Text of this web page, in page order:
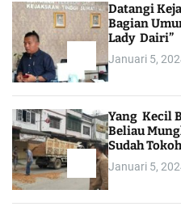
Datangi
Bagian
Lady Dairi”
Januari 5,
Yang Kecil
Beliau
Sudah
Januari 5,